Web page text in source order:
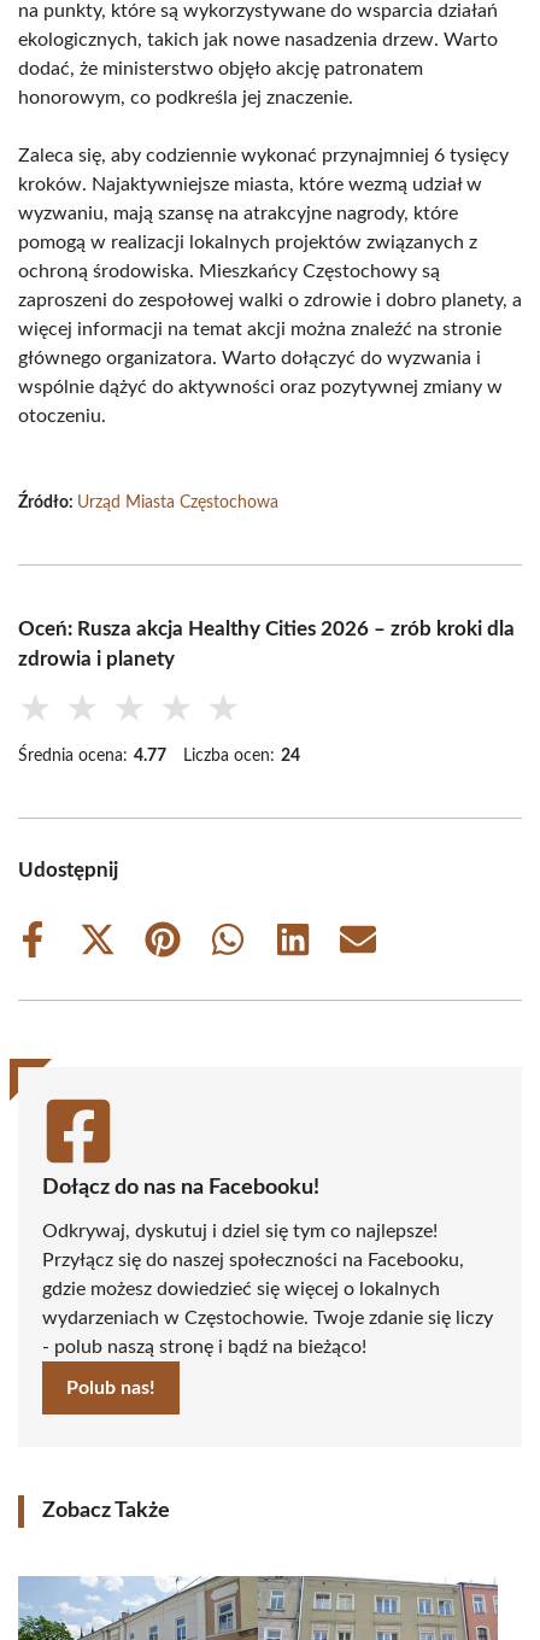
na punkty, które są wykorzystywane do wsparcia działań
ekologicznych, takich jak nowe nasadzenia drzew. Warto
dodać, że ministerstwo objęło akcję patronatem
honorowym, co podkreśla jej znaczenie.
Zaleca się, aby codziennie wykonać przynajmniej 6 tysięcy
kroków. Najaktywniejsze miasta, które wezmą udział w
wyzwaniu, mają szansę na atrakcyjne nagrody, które
pomogą w realizacji lokalnych projektów związanych z
ochroną środowiska. Mieszkańcy Częstochowy są
zaproszeni do zespołowej walki o zdrowie i dobro planety, a
więcej informacji na temat akcji można znaleźć na stronie
głównego organizatora. Warto dołączyć do wyzwania i
wspólnie dążyć do aktywności oraz pozytywnej zmiany w
otoczeniu.
Źródło: Urząd Miasta Częstochowa
Oceń: Rusza akcja Healthy Cities 2026 – zrób kroki dla
zdrowia i planety
★ ★ ★ ★ ★
Średnia ocena: 4.77 Liczba ocen: 24
Udostępnij
Share
Share
(Twitter)
Share
Share
Share
Share
Dołącz do nas na Facebooku!
Odkrywaj, dyskutuj i dziel się tym co najlepsze!
Przyłącz się do naszej społeczności na Facebooku,
gdzie możesz dowiedzieć się więcej o lokalnych
wydarzeniach w Częstochowie. Twoje zdanie się liczy
- polub naszą stronę i bądź na bieżąco!
Polub nas!
Zobacz Także